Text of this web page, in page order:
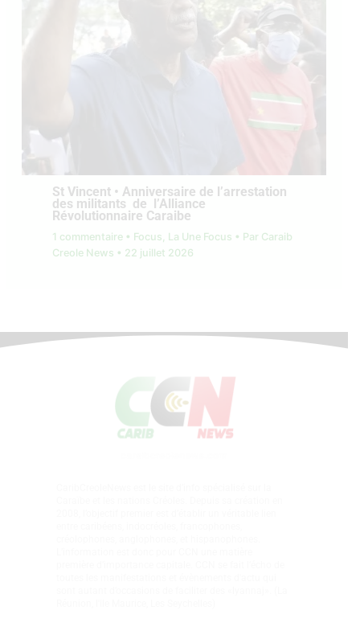
St Vincent • Anniversaire de l’arrestation
des militants de l’Alliance
Révolutionnaire Caraibe
1 commentaire • Focus, La Une Focus • Par Caraib
Creole News • 22 juillet 2026